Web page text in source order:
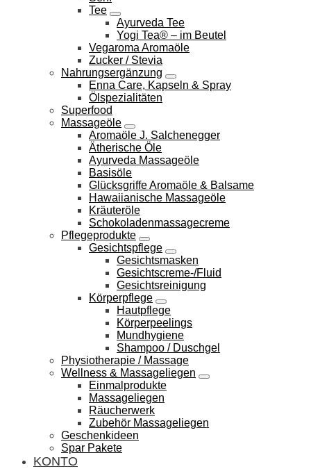
Tee
Ayurveda Tee
Yogi Tea® – im Beutel
Vegaroma Aromaöle
Zucker / Stevia
Nahrungsergänzung
Enna Care, Kapseln & Spray
Ölspezialitäten
Superfood
Massageöle
Aromaöle J. Salchenegger
Ätherische Öle
Ayurveda Massageöle
Basisöle
Glücksgriffe Aromaöle & Balsame
Hawaiianische Massageöle
Kräuteröle
Schokoladenmassagecreme
Pflegeprodukte
Gesichtspflege
Gesichtsmasken
Gesichtscreme-/Fluid
Gesichtsreinigung
Körperpflege
Hautpflege
Körperpeelings
Mundhygiene
Shampoo / Duschgel
Physiotherapie / Massage
Wellness & Massageliegen
Einmalprodukte
Massageliegen
Räucherwerk
Zubehör Massageliegen
Geschenkideen
Spar Pakete
KONTO